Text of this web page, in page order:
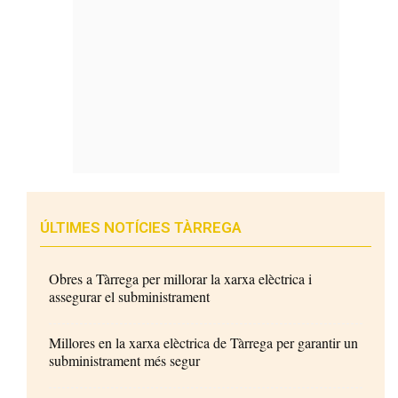
ÚLTIMES NOTÍCIES TÀRREGA
Obres a Tàrrega per millorar la xarxa elèctrica i
assegurar el subministrament
Millores en la xarxa elèctrica de Tàrrega per garantir un
subministrament més segur